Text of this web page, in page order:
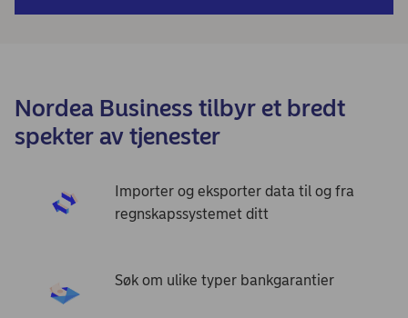
Nordea Business tilbyr et bredt
spekter av tjenester
Importer og eksporter data til og fra
regnskapssystemet ditt
Søk om ulike typer bankgarantier